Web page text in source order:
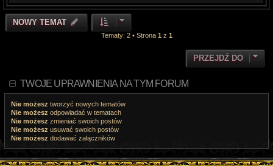
NOWY TEMAT
Tematy: 2 • Strona 1 z 1
PRZEJDŹ DO
TWOJE UPRAWNIENIA NA TYM FORUM
Nie możesz tworzyć nowych tematów
Nie możesz odpowiadać w tematach
Nie możesz zmieniać swoich postów
Nie możesz usuwać swoich postów
Nie możesz dodawać załączników